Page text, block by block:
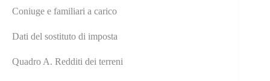
Coniuge e familiari a carico
Dati del sostituto di imposta
Quadro A. Redditi dei terreni